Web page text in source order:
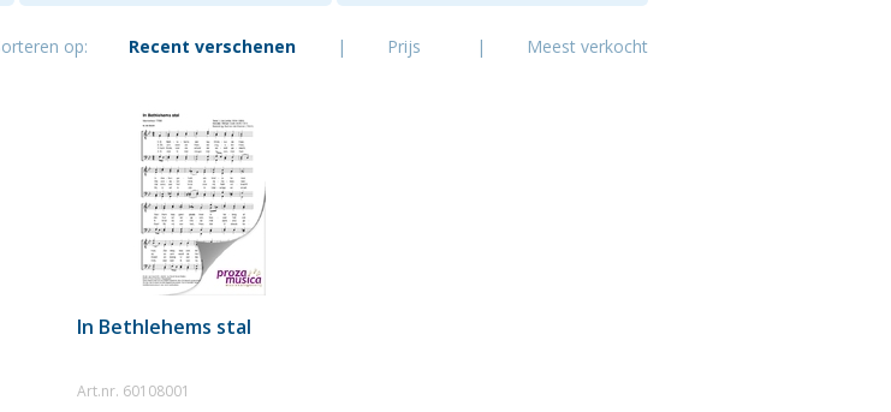
op: Recent verschenen | Prijs | Meest verkocht
In Bethlehems stal
Art.nr. 60108001